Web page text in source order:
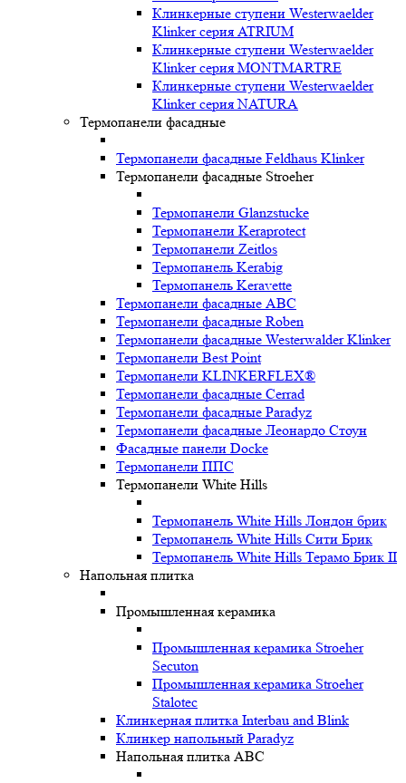
Клинкерные ступени Westerwaelder
Klinker серия ATRIUM
Клинкерные ступени Westerwaelder
Klinker серия MONTMARTRE
Клинкерные ступени Westerwaelder
Klinker серия NATURA
Термопанели фасадные
Термопанели фасадные Feldhaus Klinker
Термопанели фасадные Stroeher
Термопанели Glanzstucke
Термопанели Keraprotect
Термопанели Zeitlos
Термопанель Kerabig
Термопанель Keravette
Термопанели фасадные ABC
Термопанели фасадные Roben
Термопанели фасадные Westerwalder Klinker
Термопанели Best Point
Термопанели KLINKERFLEX®
Термопанели фасадные Cerrad
Термопанели фасадные Paradyz
Термопанели фасадные Леонардо Стоун
Фасадные панели Docke
Термопанели ППС
Термопанели White Hills
Термопанель White Hills Лондон брик
Термопанель White Hills Сити Брик
Термопанель White Hills Терамо Брик II
Напольная плитка
Промышленная керамика
Промышленная керамика Stroeher
Secuton
Промышленная керамика Stroeher
Stalotec
Клинкерная плитка Interbau and Blink
Клинкер напольный Paradyz
Напольная плитка ABC